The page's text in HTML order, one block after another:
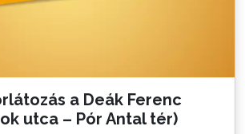
a Deák Ferenc
utca – Pór Antal tér)